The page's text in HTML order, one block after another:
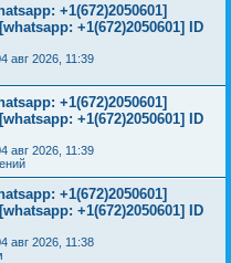
+1(672)2050601]
+1(672)2050601] ID
авг 2026, 11:39
+1(672)2050601]
+1(672)2050601] ID
авг 2026, 11:39
+1(672)2050601]
+1(672)2050601] ID
авг 2026, 11:38